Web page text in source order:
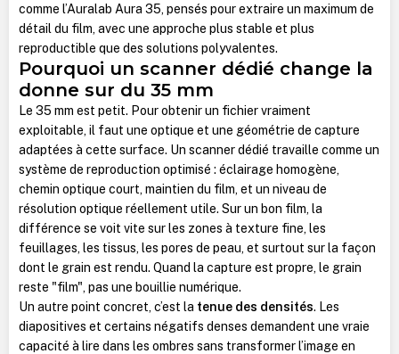
comme l’Auralab Aura 35, pensés pour extraire un maximum de
détail du film, avec une approche plus stable et plus
reproductible que des solutions polyvalentes.
Pourquoi un scanner dédié change la
donne sur du 35 mm
Le 35 mm est petit. Pour obtenir un fichier vraiment
exploitable, il faut une optique et une géométrie de capture
adaptées à cette surface. Un scanner dédié travaille comme un
système de reproduction optimisé : éclairage homogène,
chemin optique court, maintien du film, et un niveau de
résolution optique réellement utile. Sur un bon film, la
différence se voit vite sur les zones à texture fine, les
feuillages, les tissus, les pores de peau, et surtout sur la façon
dont le grain est rendu. Quand la capture est propre, le grain
reste "film", pas une bouillie numérique.
Un autre point concret, c’est la tenue des densités. Les
diapositives et certains négatifs denses demandent une vraie
capacité à lire dans les ombres sans transformer l’image en